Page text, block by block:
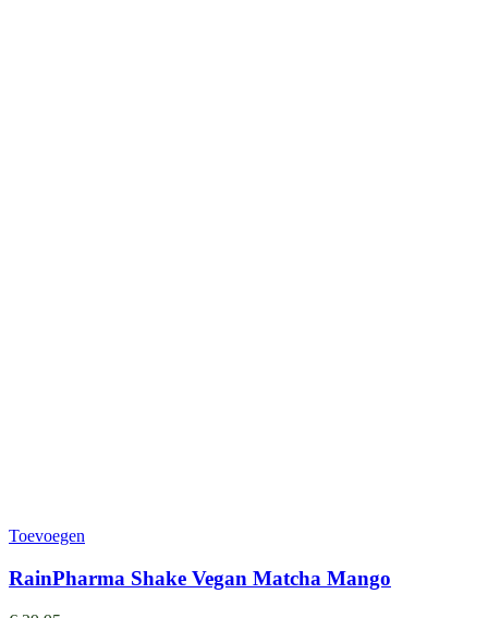
Toevoegen
RainPharma Shake Vegan Matcha Mango